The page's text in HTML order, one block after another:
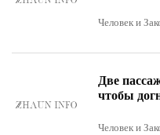
Человек и
Две
чтобы
Человек и